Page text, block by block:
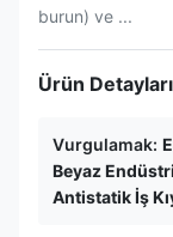
burun) ve ...
Ürün Detayları
Vurgulamak:
Beyaz
Antistatik İş